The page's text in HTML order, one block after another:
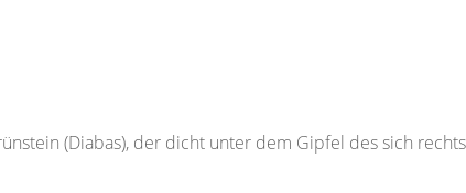
(Diabas), der dicht unter dem Gipfel des sich